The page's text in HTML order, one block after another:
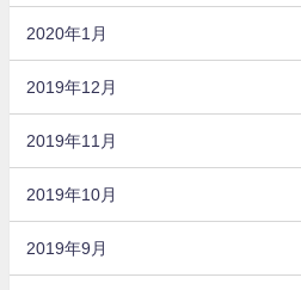
2020年1月
2019年12月
2019年11月
2019年10月
2019年9月